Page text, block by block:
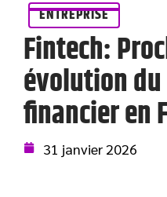
ENTREPRISE
Fintech:
évolution
financier en
31 janvier 2026